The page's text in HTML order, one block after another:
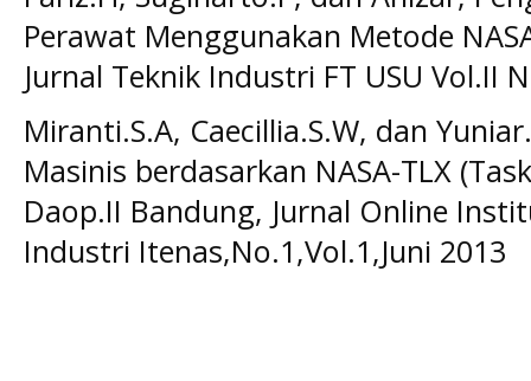
Perawat Menggunakan Metode
Jurnal Teknik Industri FT USU Vol.II
Miranti.S.A, Caecillia.S.W, dan
Masinis berdasarkan NASA-TLX
Daop.II Bandung, Jurnal Online
Industri Itenas,No.1,Vol.1,Juni 2013